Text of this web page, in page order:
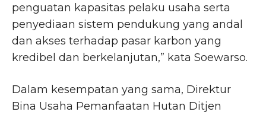
penguatan kapasitas pelaku usaha serta
penyediaan sistem pendukung yang andal
dan akses terhadap pasar karbon yang
kredibel dan berkelanjutan,” kata Soewarso.
Dalam kesempatan yang sama, Direktur
Bina Usaha Pemanfaatan Hutan Ditjen